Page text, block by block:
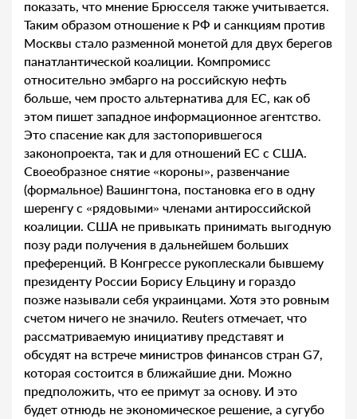
показать, что мнение Брюсселя также учитывается.
Таким образом отношение к РФ и санкциям против
Москвы стало разменной монетой для двух берегов
панатлантической коалиции. Компромисс
относительно эмбарго на российскую нефть
больше, чем просто альтернатива для ЕС, как об
этом пишет западное информационное агентство.
Это спасение как для застопорившегося
законопроекта, так и для отношений ЕС с США.
Своеобразное снятие «короны», развенчание
(формальное) Вашингтона, постановка его в одну
шеренгу с «рядовыми» членами антироссийской
коалиции. США не привыкать принимать выгодную
позу ради получения в дальнейшем больших
преференций. В Конгрессе рукоплескали бывшему
президенту России Борису Ельцину и гораздо
позже называли себя украинцами. Хотя это ровным
счетом ничего не значило. Reuters отмечает, что
рассматриваемую инициативу представят и
обсудят на встрече министров финансов стран G7,
которая состоится в ближайшие дни. Можно
предположить, что ее примут за основу. И это
будет отнюдь не экономическое решение, а сугубо